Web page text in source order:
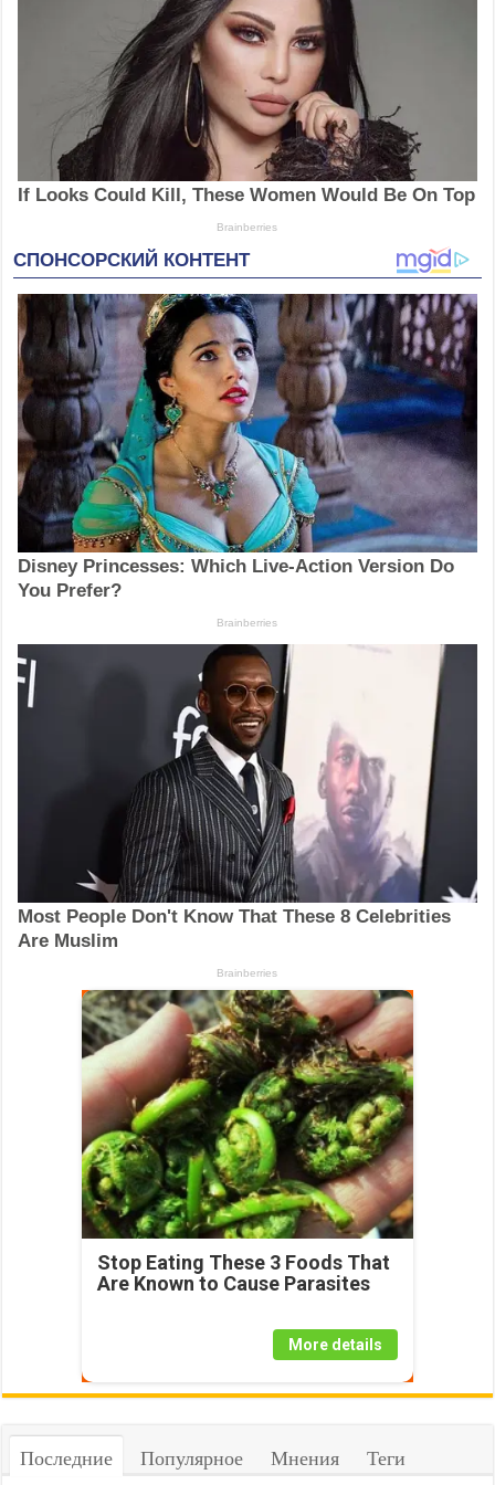
Stop Eating These 3 Foods That
Are Known to Cause Parasites
More details
Последние Популярное Мнения Теги